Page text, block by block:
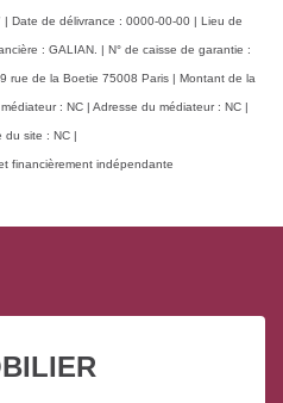
Date de délivrance : 0000-00-00 | Lieu de
: GALIAN. | N° de caisse de garantie :
rue de la Boetie 75008 Paris | Montant de la
: NC | Adresse du médiateur : NC |
du site : NC |
financièrement indépendante